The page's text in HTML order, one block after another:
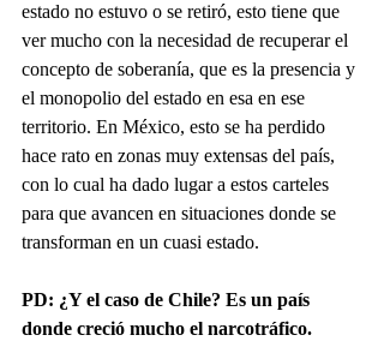
estado no estuvo o se retiró, esto tiene que
ver mucho con la necesidad de recuperar el
concepto de soberanía, que es la presencia y
el monopolio del estado en esa en ese
territorio. En México, esto se ha perdido
hace rato en zonas muy extensas del país,
con lo cual ha dado lugar a estos carteles
para que avancen en situaciones donde se
transforman en un cuasi estado.
PD: ¿Y el caso de Chile? Es un país
donde creció mucho el narcotráfico.